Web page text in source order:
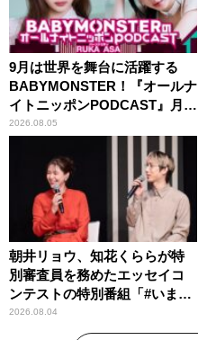
9月は世界を舞台に活躍する
BABYMONSTER！『オールナ
イトニッポンPODCAST』月替
わりパーソナリティ
2026.08.05
朝井リョウ、知花くららが特
別審査員を務めたエッセイコ
ンテストの特別番組「#いまあ
なたに伝えたいこと」
2026.08.04